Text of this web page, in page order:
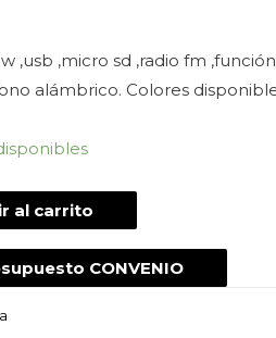
,usb ,micro sd ,radio fm
alámbrico. Colores
al carrito
CONVENIO